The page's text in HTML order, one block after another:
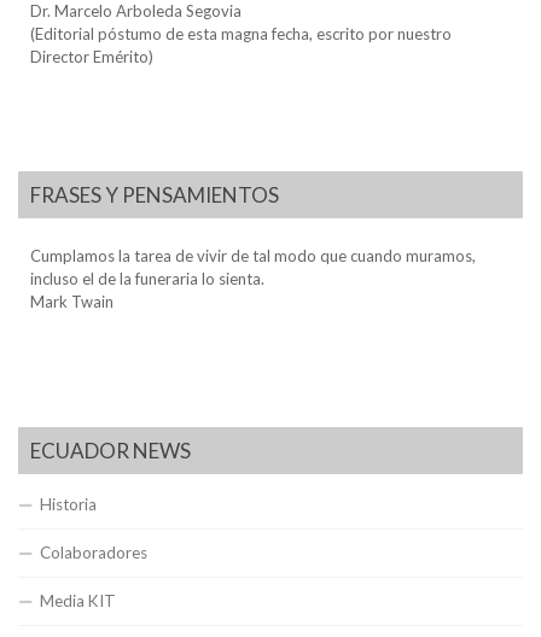
Dr. Marcelo Arboleda Segovia
(Editorial póstumo de esta magna fecha, escrito por nuestro
Director Emérito)
FRASES Y PENSAMIENTOS
Cumplamos la tarea de vivir de tal modo que cuando muramos,
incluso el de la funeraria lo sienta.
Mark Twain
ECUADOR NEWS
Historia
Colaboradores
Media KIT